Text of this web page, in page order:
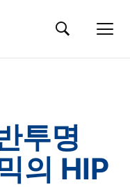
투명
의 HIP